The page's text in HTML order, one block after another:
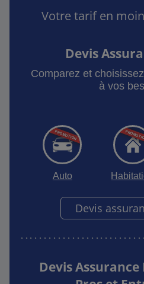
Votre tarif en
Devis
Comparez et
à vos
Auto
Devis
Devis